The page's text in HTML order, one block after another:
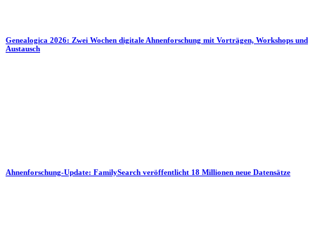
Genealogica 2026: Zwei Wochen digitale Ahnenforschung mit Vorträgen, Workshops und
Austausch
Ahnenforschung-Update: FamilySearch veröffentlicht 18 Millionen neue Datensätze